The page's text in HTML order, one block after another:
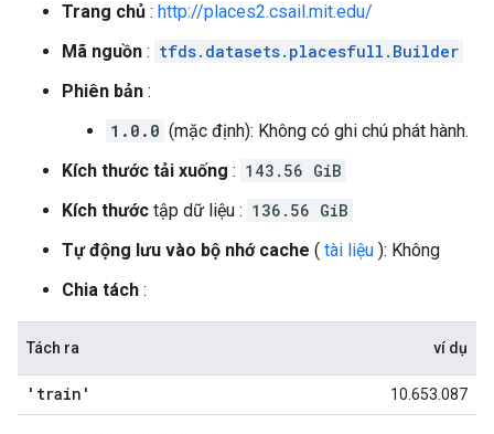
Trang chủ : http://places2.csail.mit.edu/
Mã nguồn : tfds.datasets.placesfull.Builder
Phiên bản :
1.0.0 (mặc định): Không có ghi chú phát hành.
Kích thước tải xuống : 143.56 GiB
Kích thước tập dữ liệu : 136.56 GiB
Tự động lưu vào bộ nhớ cache ( tài liệu ): Không
Chia tách :
Tách ra ví dụ
'train' 10.653.087